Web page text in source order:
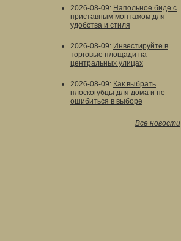
2026-08-09: Напольное биде с
приставным монтажом для
удобства и стиля
2026-08-09: Инвестируйте в
торговые площади на
центральных улицах
2026-08-09: Как выбрать
плоскогубцы для дома и не
ошибиться в выборе
Все новости